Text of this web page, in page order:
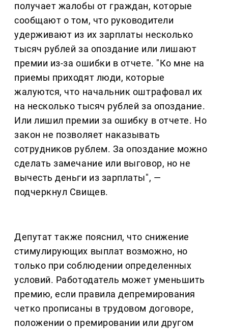
получает жалобы от граждан, которые
сообщают о том, что руководители
удерживают из их зарплаты несколько
тысяч рублей за опоздание или лишают
премии из-за ошибки в отчете. "Ко мне на
приемы приходят люди, которые
жалуются, что начальник оштрафовал их
на несколько тысяч рублей за опоздание.
Или лишил премии за ошибку в отчете. Но
закон не позволяет наказывать
сотрудников рублем. За опоздание можно
сделать замечание или выговор, но не
вычесть деньги из зарплаты", —
подчеркнул Свищев.
Депутат также пояснил, что снижение
стимулирующих выплат возможно, но
только при соблюдении определенных
условий. Работодатель может уменьшить
премию, если правила депремирования
четко прописаны в трудовом договоре,
положении о премировании или другом